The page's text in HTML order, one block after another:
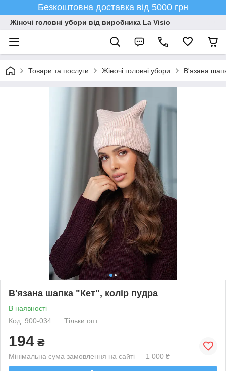
Безкоштовна доставка від 5000 грн
Жіночі головні убори від виробника La Visio
Товари та послуги Жіночі головні убори В'язана
В'язана шапка "Кет", колір пудра
В наявності
Код: 900-034
Тільки опт
194 ₴
Мінімальна сума замовлення на сайті — 1 000 ₴